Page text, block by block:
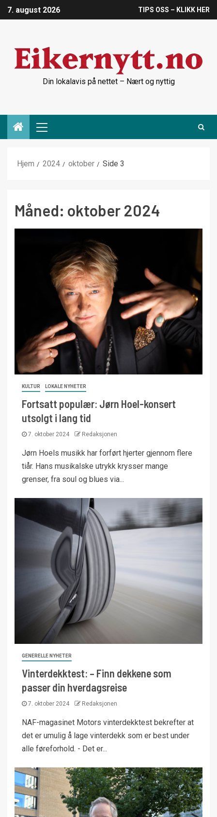
7. august 2026 TIPS OSS – KLIKK HER
Din lokalavis på nettet – Nært og nyttig
Hjem 2024 oktober Side 3
Måned: oktober 2024
KULTUR LOKALE NYHETER
Fortsatt populær: Jørn Hoel-konsert
utsolgt i lang tid
7. oktober 2024 Redaksjonen
Jørn Hoels musikk har forført hjerter gjennom flere
tiår. Hans musikalske utrykk krysser mange
grenser, fra soul og blues via...
GENERELLE NYHETER
Vinterdekktest: – Finn dekkene som
passer din hverdagsreise
7. oktober 2024 Redaksjonen
NAF-magasinet Motors vinterdekktest bekrefter at
det er umulig å lage vinterdekk som er best under
alle føreforhold. - Det er...